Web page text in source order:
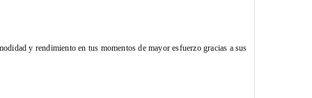
y rendimiento en tus momentos de mayor esfuerzo gracias a sus